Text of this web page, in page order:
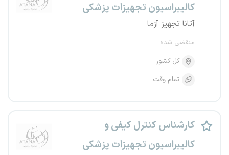
کالیبراسیون تجهیزات پزشکی
آتانا تجهیز آزما
منقضی شده
کل کشور
تمام وقت
کارشناس کنترل کیفی و
کالیبراسیون تجهیزات پزشکی